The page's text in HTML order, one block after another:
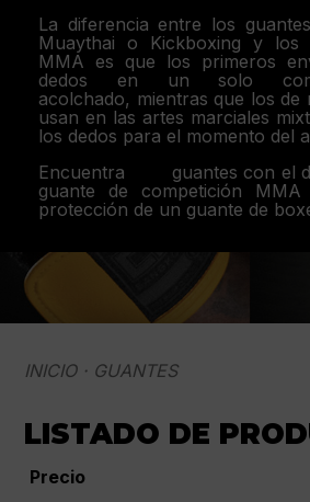
La diferencia entre los
Muaythai o Kickboxing y los
MMA es que los primeros
dedos en un solo
acolchado, mientras que los de
usan en las artes marciales
los dedos para el momento del
Encuentra
guantes con el
guante de competición
protección de un guante de
INICIO· GUANTES
LISTADO DE
Precio